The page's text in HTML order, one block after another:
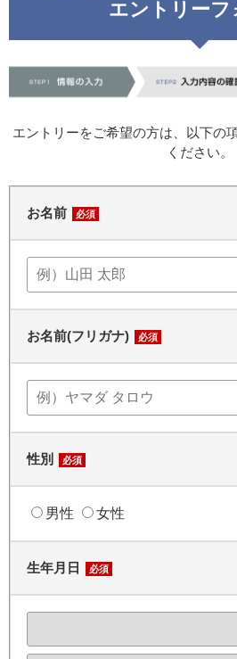
エントリーフ
エントリーをご希望の方は、以下の
ください。
お名前 必須
お名前(フリガナ) 必須
性別 必須
男性 女性
生年月日 必須